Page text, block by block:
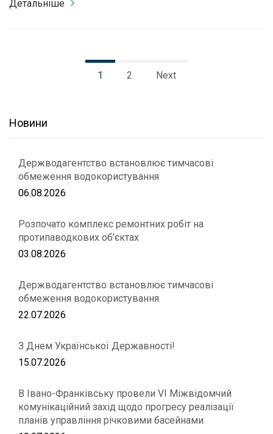
Детальніше
1 2 Next
Новини
Держводагентство встановлює тимчасові
обмеження водокористування
06.08.2026
Розпочато комплекс ремонтних робіт на
протипаводкових об’єктах
03.08.2026
Держводагентство встановлює тимчасові
обмеження водокористування
22.07.2026
З Днем Української Державності!
15.07.2026
В Івано-Франківську провели VІ Міжвідомчий
комунікаційний захід щодо прогресу реалізації
планів управління річковими басейнами